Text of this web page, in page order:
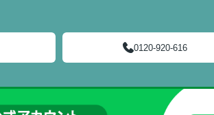
0120-920-616